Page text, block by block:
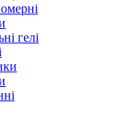
гелі